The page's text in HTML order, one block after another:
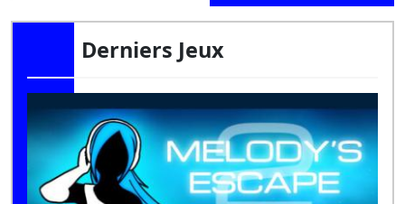
Derniers Jeux